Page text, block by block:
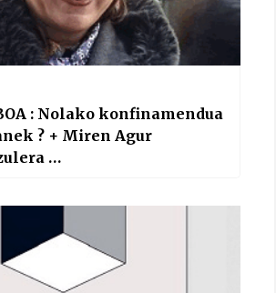
: Nolako konfinamendua
? + Miren Agur
…